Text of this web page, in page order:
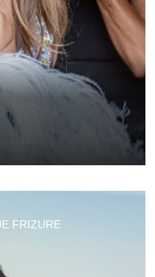
FRIZURE